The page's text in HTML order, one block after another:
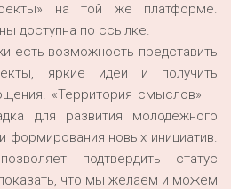
на той же платформе.
доступна по ссылке.
есть возможность представить
яркие идеи и получить
«Территория смыслов» —
для развития молодёжного
формирования новых инициатив.
подтвердить статус
что мы желаем и можем